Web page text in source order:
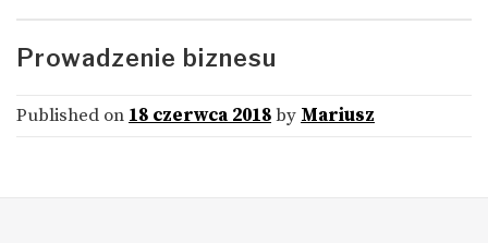
Prowadzenie biznesu
Published on 18 czerwca 2018by Mariusz